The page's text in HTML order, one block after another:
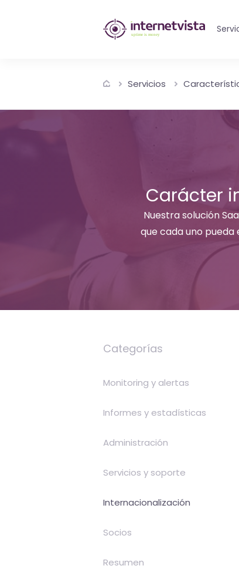
Monitorización
internetvista
los
de
-
El
(activo)
es
oro
Servicios
Carácter
Nuestra solución
que cada uno pueda
Categorías
Monitoring y alertas
Informes y estadísticas
Administración
Servicios y soporte
Internacionalización
Socios
Resumen